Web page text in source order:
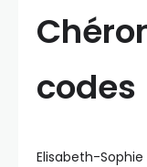
codes
Elisabeth-